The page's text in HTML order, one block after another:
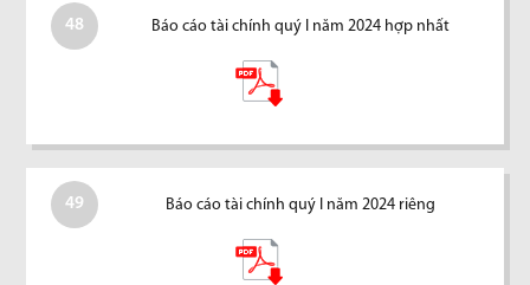
48 Báo cáo tài chính quý I năm 2024 hợp nhất
49 Báo cáo tài chính quý I năm 2024 riêng